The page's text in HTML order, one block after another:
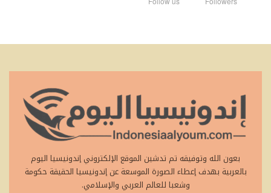
بعون الله وتوفيقه تم تدشين الموقع الإلكتروني إندونيسيا اليوم
بالعربية بهدف إعطاء الصورة الموسعة عن إندونيسيا الحقيقة حكومة
وشعبا للعالم العربي والإسلامي.